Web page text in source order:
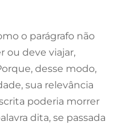
o parágrafo não
ou deve viajar,
desse modo,
sua relevância
poderia morrer
dita, se passada